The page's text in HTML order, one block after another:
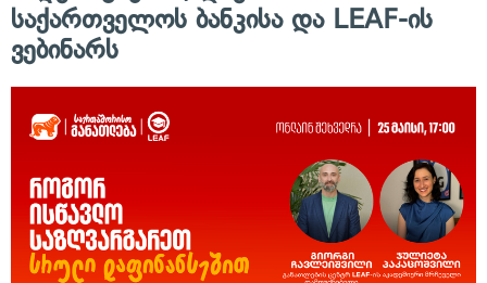
საქართველოს ბანკისა და LEAF-ის
ვებინარს